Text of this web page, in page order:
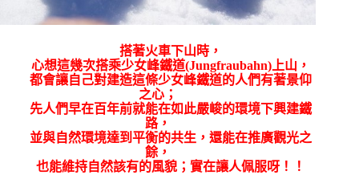
搭著火車下山時，
心想這幾次搭乘少女峰鐵道(Jungfraubahn) 上山，
都會讓自己對建造這條少女峰鐵道的人們有著景仰
之心；
先人們早在百年前就能在如此嚴峻的環境下興建鐵
路，
並與自然環境達到平衡的共生，還能在推廣觀光之
餘，
也能維持自然該有的風貌；實在讓人佩服呀！！